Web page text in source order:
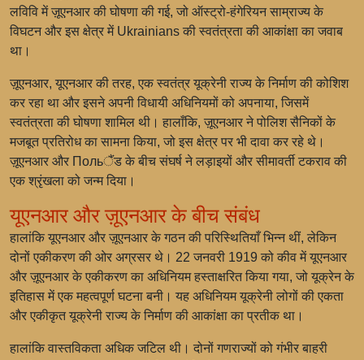
लविवि में ज़ूएनआर की घोषणा की गई, जो ऑस्ट्रो-हंगेरियन साम्राज्य के
विघटन और इस क्षेत्र में Ukrainians की स्वतंत्रता की आकांक्षा का जवाब
था।
ज़ूएनआर, यूएनआर की तरह, एक स्वतंत्र यूक्रेनी राज्य के निर्माण की कोशिश
कर रहा था और इसने अपनी विधायी अधिनियमों को अपनाया, जिसमें
स्वतंत्रता की घोषणा शामिल थी। हालाँकि, ज़ूएनआर ने पोलिश सैनिकों के
मजबूत प्रतिरोध का सामना किया, जो इस क्षेत्र पर भी दावा कर रहे थे।
ज़ूएनआर और Польैंड के बीच संघर्ष ने लड़ाइयों और सीमावर्ती टकराव की
एक श्रृंखला को जन्म दिया।
यूएनआर और ज़ूएनआर के बीच संबंध
हालांकि यूएनआर और ज़ूएनआर के गठन की परिस्थितियाँ भिन्न थीं, लेकिन
दोनों एकीकरण की ओर अग्रसर थे। 22 जनवरी 1919 को कीव में यूएनआर
और ज़ूएनआर के एकीकरण का अधिनियम हस्ताक्षरित किया गया, जो यूक्रेन के
इतिहास में एक महत्वपूर्ण घटना बनी। यह अधिनियम यूक्रेनी लोगों की एकता
और एकीकृत यूक्रेनी राज्य के निर्माण की आकांक्षा का प्रतीक था।
हालांकि वास्तविकता अधिक जटिल थी। दोनों गणराज्यों को गंभीर बाहरी